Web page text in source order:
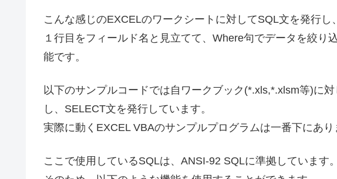
こんな感じのEXCELのワークシートに対してSQL文を発行し
１行目をフィールド名と見立てて、Where句でデータを絞り
能です。
以下のサンプルコードでは自ワークブック(*.xls,*.xlsm等)に
し、SELECT文を発行しています。
実際に動くEXCEL VBAのサンプルプログラムは一番下にあり
ここで使用しているSQLは、ANSI-92 SQLに準拠しています。